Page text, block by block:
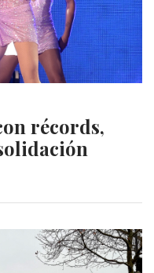
récords,